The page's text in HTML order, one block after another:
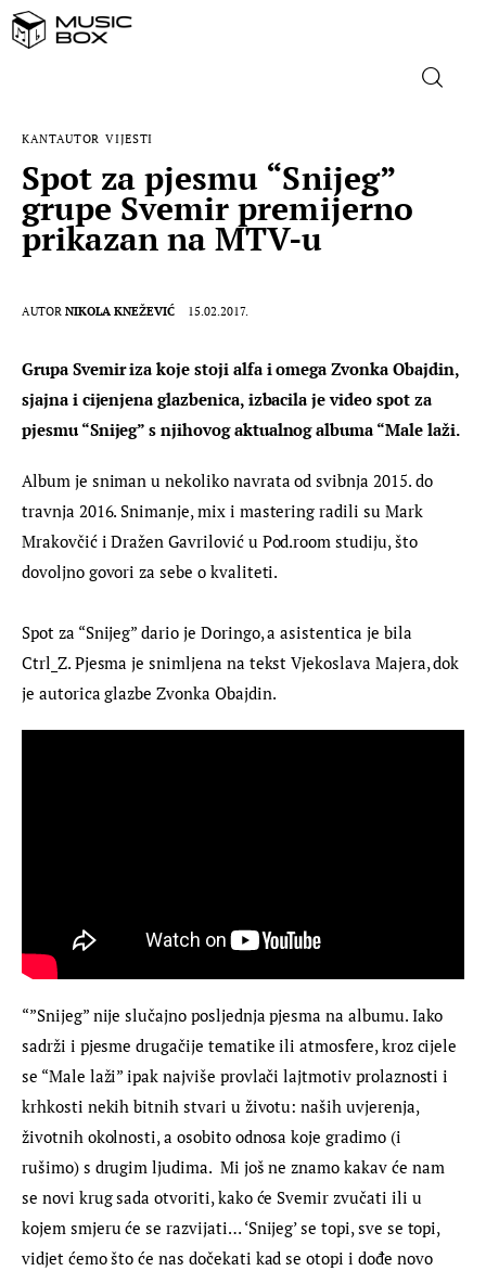
DOMAĆA GLAZBA
FILM
MUSIC BOX
KANTAUTOR VIJESTI
Spot za pjesmu “Snijeg”
grupe Svemir premijerno
prikazan na MTV-u
AUTOR NIKOLA KNEŽEVIĆ 15.02.2017.
Grupa Svemir iza koje stoji alfa i omega Zvonka Obajdin,
sjajna i cijenjena glazbenica, izbacila je video spot za
pjesmu “Snijeg” s njihovog aktualnog albuma “Male laži.
Album je sniman u nekoliko navrata od svibnja 2015. do
travnja 2016. Snimanje, mix i mastering radili su Mark
Mrakovčić i Dražen Gavrilović u Pod.room studiju, što
dovoljno govori za sebe o kvaliteti.
Spot za “Snijeg” dario je Doringo, a asistentica je bila
Ctrl_Z. Pjesma je snimljena na tekst Vjekoslava Majera, dok
je autorica glazbe Zvonka Obajdin.
“”Snijeg” nije slučajno posljednja pjesma na albumu. Iako
sadrži i pjesme drugačije tematike ili atmosfere, kroz cijele
se “Male laži” ipak najviše provlači lajtmotiv prolaznosti i
krhkosti nekih bitnih stvari u životu: naših uvjerenja,
životnih okolnosti, a osobito odnosa koje gradimo (i
rušimo) s drugim ljudima.  Mi još ne znamo kakav će nam
se novi krug sada otvoriti, kako će Svemir zvučati ili u
kojem smjeru će se razvijati… ‘Snijeg’ se topi, sve se topi,
vidjet ćemo što će nas dočekati kad se otopi i dođe novo